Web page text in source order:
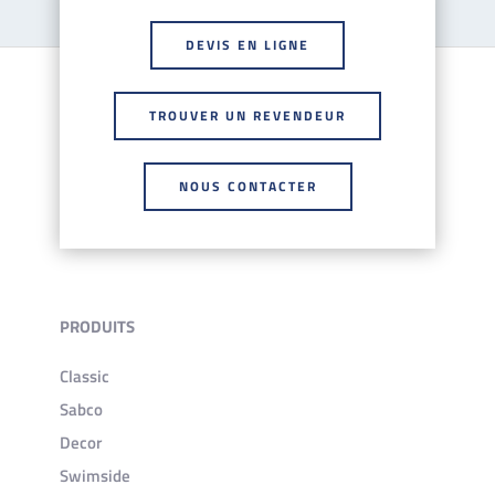
DEVIS EN LIGNE
TROUVER UN REVENDEUR
NOUS CONTACTER
PRODUITS
Classic
Sabco
Decor
Swimside